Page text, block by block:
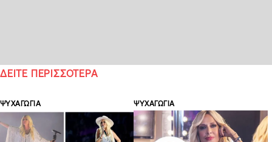
ΔΕΙΤΕ ΠΕΡΙΣΣΟΤΕΡΑ
ΨΥΧΑΓΩΓΙΑ ΨΥΧΑΓΩΓΙΑ